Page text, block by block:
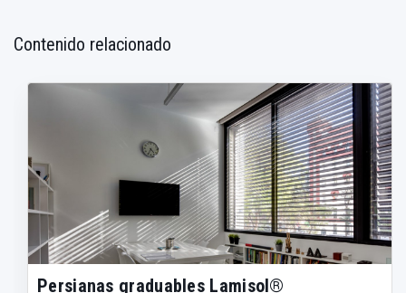
Contenido relacionado
Persianas graduables Lamisol®